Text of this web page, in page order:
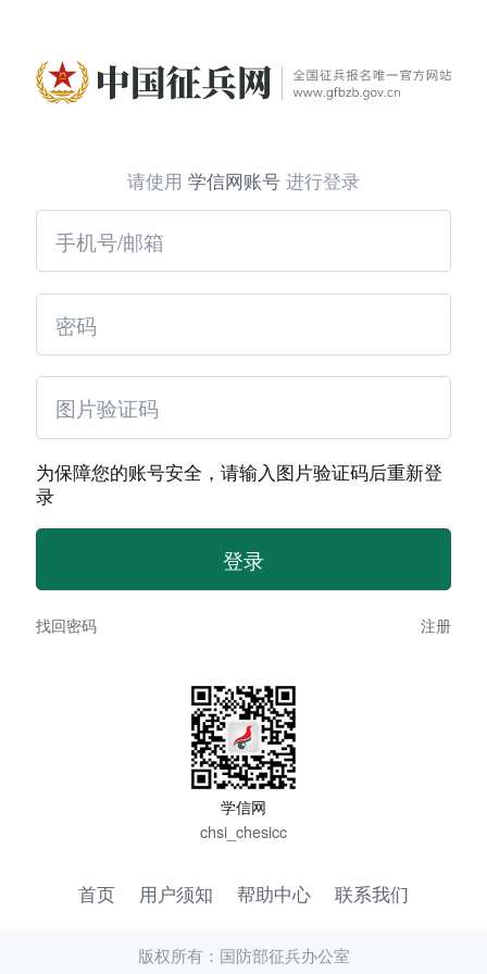
请使用 学信网账号 进行登录
为保障您的账号安全，请输入图片验证码后重新登
录
找回密码 注册
学信网
chsi_chesicc
首页 用户须知 帮助中心 联系我们
版权所有：国防部征兵办公室